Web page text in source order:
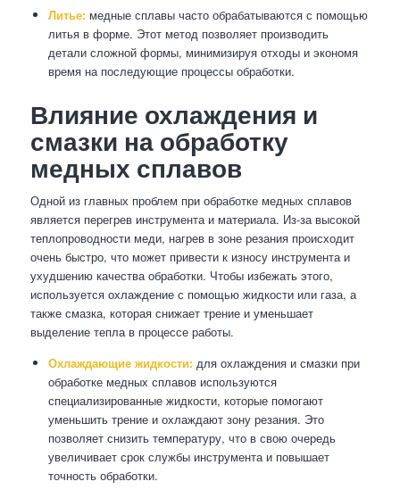
Литье:медные сплавы часто обрабатываются с помощью
литья в форме. Этот метод позволяет производить
детали сложной формы, минимизируя отходы и экономя
время на последующие процессы обработки.
Влияние охлаждения и
смазки на обработку
медных сплавов
Одной из главных проблем при обработке медных сплавов
является перегрев инструмента и материала. Из-за высокой
теплопроводности меди, нагрев в зоне резания происходит
очень быстро, что может привести к износу инструмента и
ухудшению качества обработки. Чтобы избежать этого,
используется охлаждение с помощью жидкости или газа, а
также смазка, которая снижает трение и уменьшает
выделение тепла в процессе работы.
Охлаждающие жидкости:для охлаждения и смазки при
обработке медных сплавов используются
специализированные жидкости, которые помогают
уменьшить трение и охлаждают зону резания. Это
позволяет снизить температуру, что в свою очередь
увеличивает срок службы инструмента и повышает
точность обработки.